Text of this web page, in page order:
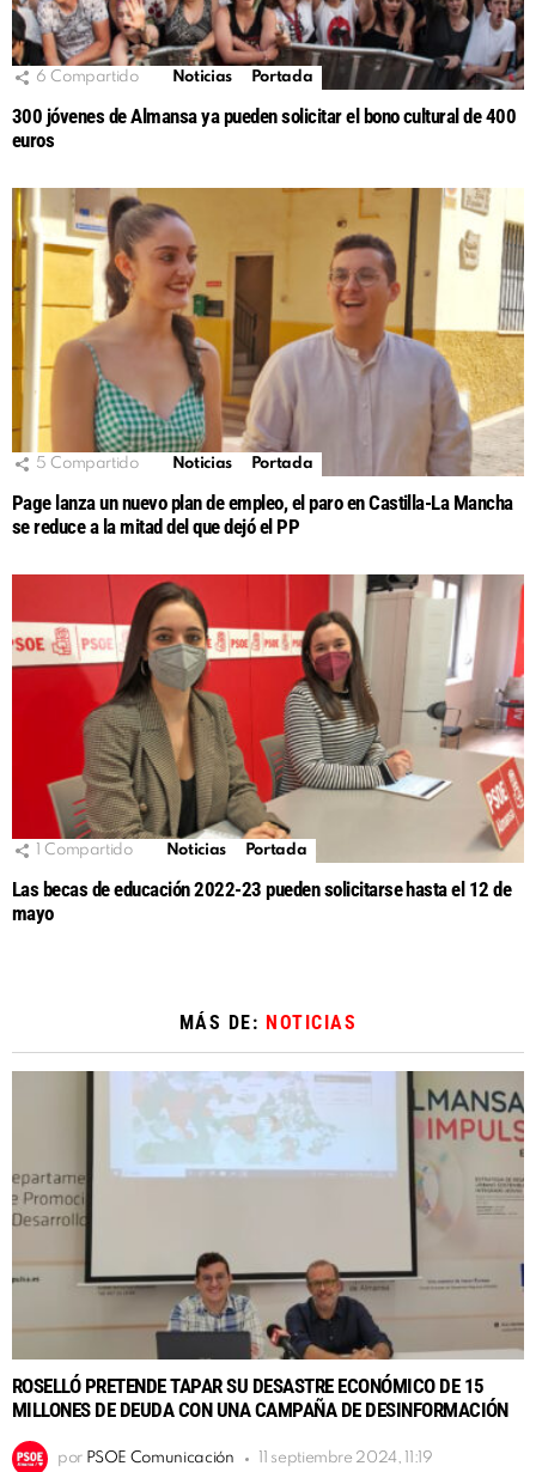
6 Compartido Noticias Portada
300 jóvenes de Almansa ya pueden solicitar el bono cultural de 400
euros
5 Compartido Noticias Portada
Page lanza un nuevo plan de empleo, el paro en Castilla-La Mancha
se reduce a la mitad del que dejó el PP
Compartido Noticias Portada
Las becas de educación 2022-23 pueden solicitarse hasta el 12 de
mayo
MÁS DE: NOTICIAS
ROSELLÓ PRETENDE TAPAR SU DESASTRE ECONÓMICO DE 15
MILLONES DE DEUDA CON UNA CAMPAÑA DE DESINFORMACIÓN
por PSOE Comunicación 11 septiembre 2024, 11:19